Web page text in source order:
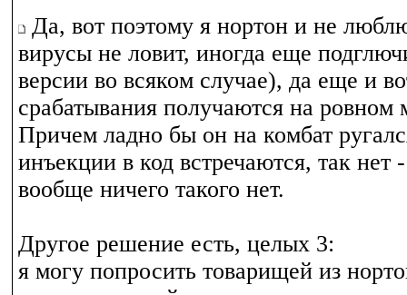
Да, вот поэтому я нортон и не
вирусы не ловит, иногда еще
версии во всяком случае), да еще и
срабатывания получаются на ровном
Причем ладно бы он на комбат
инъекции в код встречаются, так нет
вообще ничего такого нет.
Другое решение есть, целых 3:
я могу попросить товарищей из